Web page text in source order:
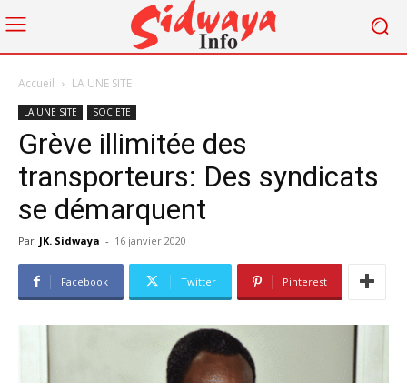
Accueil LA UNE SITE
LA UNE SITE SOCIETE
Grève illimitée des
transporteurs: Des syndicats
se démarquent
Par JK. Sidwaya - 16 janvier 2020
Facebook Twitter Pinterest